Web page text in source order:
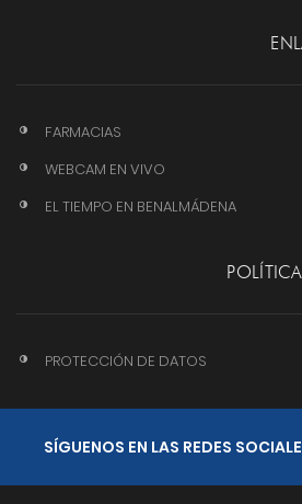
FARMACIAS
WEBCAM EN VIVO
EL TIEMPO EN BENALMÁDENA
PROTECCIÓN DE DATOS
SÍGUENOS EN LAS REDES